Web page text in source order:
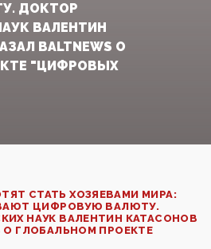
ДОКТОР
ВАЛЕНТИН
BALTNEWS О
"ЦИФРОВЫХ
СТАТЬ ХОЗЯЕВАМИ МИРА:
ЦИФРОВУЮ ВАЛЮТУ.
НАУК ВАЛЕНТИН КАТАСОНОВ
О ГЛОБАЛЬНОМ ПРОЕКТЕ